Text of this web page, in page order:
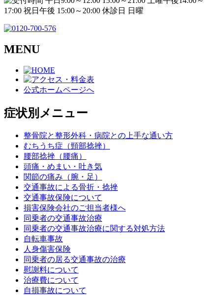
MENU
公式ホームページへ
症状別メニュー
整骨院と整形外科・病院との上手な通い方
むちうち症（頸部捻挫）
腰部捻挫（腰痛）
頭痛・めまい・吐き気
関節の痛み（腕・足）
交通事故による骨折・捻挫
交通事故保険について
損害保険会社のご担当者様へ
同乗者の交通事故治療
同乗者の交通事故治療に関する対処方法
自転車事故
人身傷害保険
同乗者の居る交通事故の治療
慰謝料について
治療費について
自損事故について